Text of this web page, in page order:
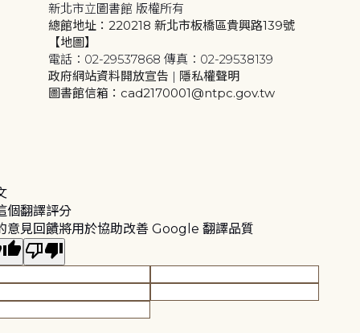
新北市立圖書館 版權所有
總館地址：220218 新北市板橋區貴興路139號
【地圖】
電話：02-29537868 傳真：02-29538139
政府網站資料開放宣告 | 隱私權聲明
圖書館信箱：cad2170001@ntpc.gov.tw
個翻譯評分
意見回饋將用於協助改善 Google 翻譯品質